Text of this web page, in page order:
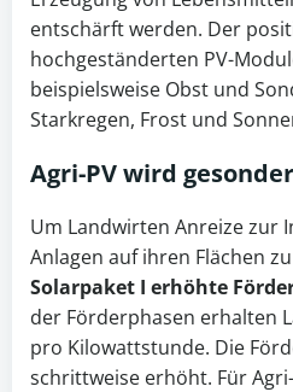
entschärft werden. Der
hochgeständerten PV-
beispielsweise Obst und
Starkregen, Frost und
Agri-PVwird
Um Landwirten Anreize zur
Anlagen auf ihren Flächen
Solarpaket I erhöhte
der Förderphasen erhalten
pro Kilowattstunde. Die
schrittweise erhöht. Für